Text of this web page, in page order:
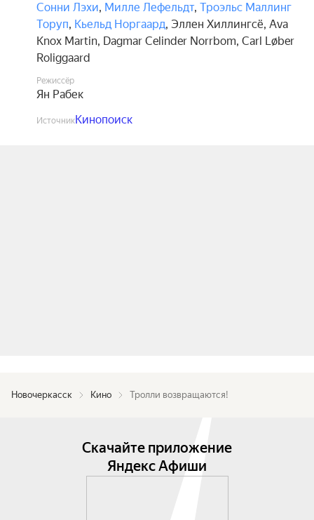
Сонни Лэхи, Милле Лефельдт, Троэльс Маллинг
Торуп, Кьельд Норгаард, Эллен Хиллингсё, Ava
Knox Martin, Dagmar Celinder Norrbom, Carl Løber
Roliggaard
Режиссёр
Ян Рабек
ИсточникКинопоиск
Новочеркасск Кино Тролли возвращаются!
Скачайте приложение
Яндекс Афиши